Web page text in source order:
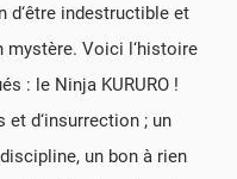
d‘être indestructible et
mystère. Voici l‘histoire
: le Ninja KURURO !
et d‘insurrection ; un
un bon à rien